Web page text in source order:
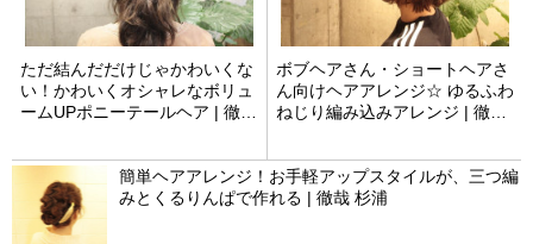
ただ結んだだけじゃかわいくな
い！かわいくオシャレなボリュ
ームUPポニーテールヘア | 徹哉
ボブヘアさん・ショートヘアさ
ん向けヘアアレンジ☆ ゆるふわ
ねじり編み込みアレンジ | 徹哉
簡単ヘアアレンジ！お手軽アップスタイルが、三つ編
みとくるりんぱで作れる | 徹哉 杉浦